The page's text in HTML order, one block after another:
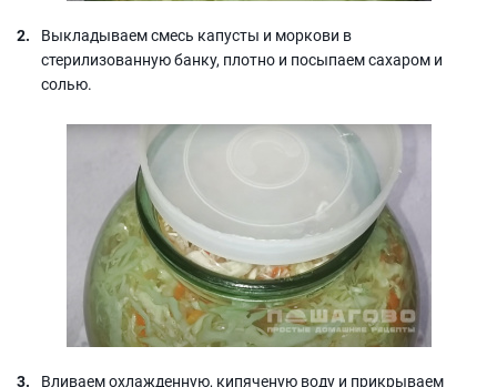
Выкладываем смесь капусты и моркови в
стерилизованную банку, плотно и посыпаем сахаром и
солью.
Вливаем охлажденную, кипяченую воду и прикрываем